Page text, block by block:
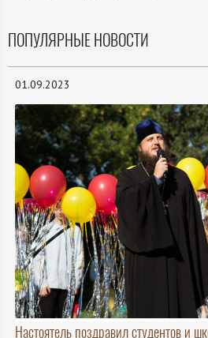
ПОПУЛЯРНЫЕ НОВОСТИ
01.09.2023
Настоятель поздравил студентов и